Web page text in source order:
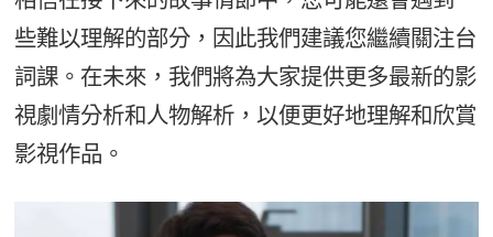
些難以理解的部分，因此我們建議您繼續關注台
詞課。在未來，我們將為大家提供更多最新的影
視劇情分析和人物解析，以便更好地理解和欣賞
影視作品。